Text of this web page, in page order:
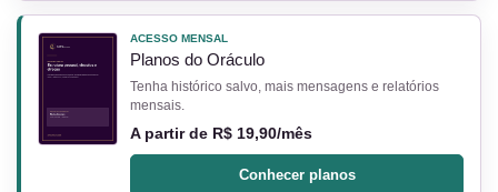
ACESSO MENSAL
Planos do Oráculo
Tenha histórico salvo, mais mensagens e relatórios
mensais.
A partir de R$ 19,90/mês
Conhecer planos